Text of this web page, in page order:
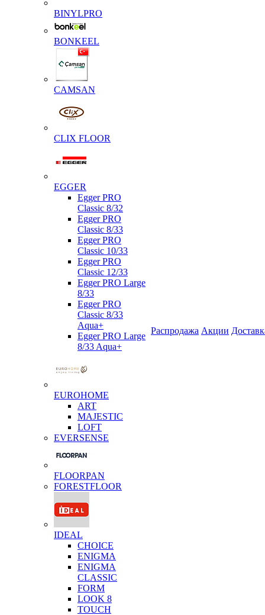
BINYLPRO
BONKEEL
CAMSAN
CLIX FLOOR
EGGER
Egger PRO
Classic 8/32
Egger PRO
Classic 8/33
Egger PRO
Classic 10/33
Egger PRO
Classic 12/33
Egger PRO Large
8/33
Egger PRO
Classic 8/33
Aqua+
Egger PRO Large
8/33 Aqua+
EUROHOME
ART
MAJESTIC
LOFT
EVERSENSE
FLOORPAN
FORESTFLOOR
IDEAL
CHOICE
ENIGMA
ENIGMA
CLASSIC
FORM
LOOK 8
TOUCH
Распродажа Акции